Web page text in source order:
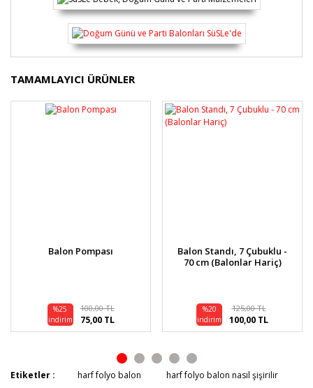
Bu ürünün fiyat bilgisi, resim, ürün açıklamalarında ve
diğer konularda yetersiz gördüğünüz noktaları öneri
formunu kullanarak tarafımıza iletebilirsiniz.
Görüş ve önerileriniz için teşekkür ederiz.
TAMAMLAYICI ÜRÜNLER
Balon Zincir Aparatı, 5 Mt x
%8
indirim
30,00 TL
27,50 TL
Balon Çubuğu ve Takma
Aparatı, Balon Hariç - 10
50,00 TL
Etiketler : harf folyo balon
harf folyo balon nasıl şişirilir